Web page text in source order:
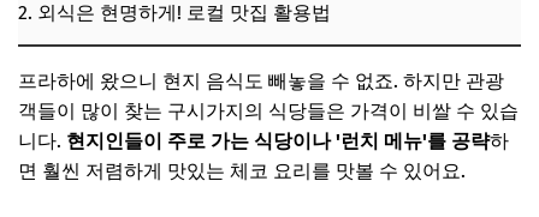
2. 외식은 현명하게! 로컬 맛집 활용법
프라하에 왔으니 현지 음식도 빼놓을 수 없죠. 하지만 관광
객들이 많이 찾는 구시가지의 식당들은 가격이 비쌀 수 있습
니다. 현지인들이 주로 가는 식당이나 '런치 메뉴'를 공략하
면 훨씬 저렴하게 맛있는 체코 요리를 맛볼 수 있어요.